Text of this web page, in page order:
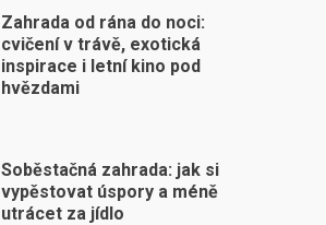
Zahrada od rána do noci:
cvičení v trávě, exotická
inspirace i letní kino pod
hvězdami
Soběstačná zahrada: jak si
vypěstovat úspory a méně
utrácet za jídlo